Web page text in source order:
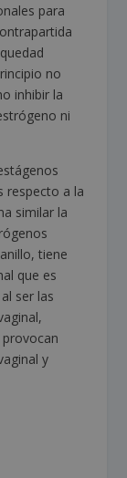
para
no
inhibir la
ni
respecto a la
similar la
tiene
que es
ser las
y